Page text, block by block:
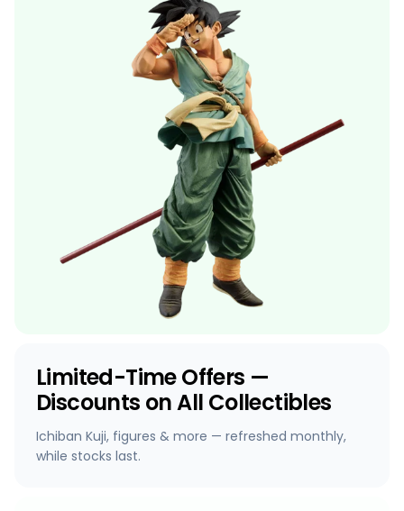
Limited-Time Offers —
Discounts on All Collectibles
Ichiban Kuji, figures & more — refreshed monthly,
while stocks last.